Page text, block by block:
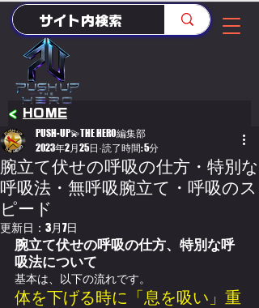
HOME
<
腕立て伏せの呼吸の仕方・特別な
呼吸法・無呼吸腕立て・呼吸のス
ピード
PUSH-UP💫THE HERO編集部
2023年2月25日 読了時間: 5分
更新日： 3月7日
腕立て伏せの呼吸の仕方、特別な呼
吸法について
基本は、以下の流れです。
体を下げる時に「息を吸い」重